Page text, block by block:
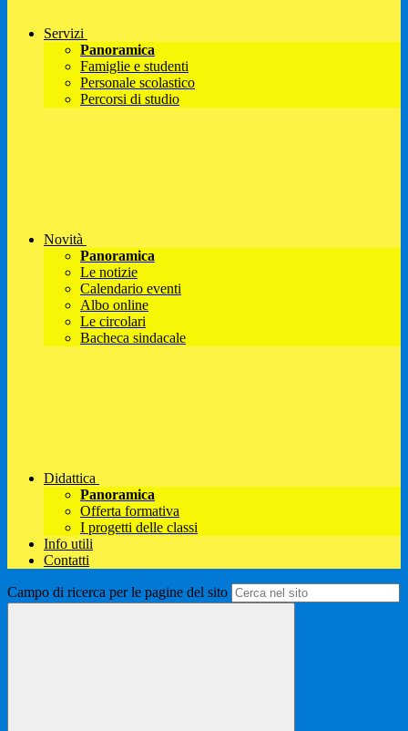
Servizi
Panoramica
Famiglie e studenti
Personale scolastico
Percorsi di studio
Novità
Panoramica
Le notizie
Calendario eventi
Albo online
Le circolari
Bacheca sindacale
Didattica
Panoramica
Offerta formativa
I progetti delle classi
Info utili
Contatti
Campo di ricerca per le pagine del sito